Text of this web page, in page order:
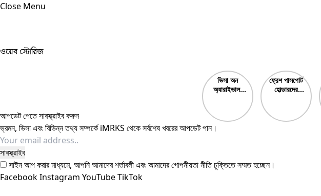
Close Menu
ওয়েব স্টোরিজ
ভিসা অন
অ্যারাইভাল-
ফ্রেশ পাসপোর্ট
হোল্ডারদের
fresh
কি করা উচিত?
আপডেট পেতে সাবস্ক্রাইব করুন
ভ্রমন, ভিসা এবং বিভিন্ন তথ্য সম্পর্কে iMRKS থেকে সর্বশেষ খবরের আপডেট পান।
সাইন আপ করার মাধ্যমে, আপনি আমাদের শর্তাবলী এবং আমাদেরগোপনীয়তা নীতিচুক্তিতে সম্মত হচ্ছেন।
FacebookInstagram YouTubeTikTok